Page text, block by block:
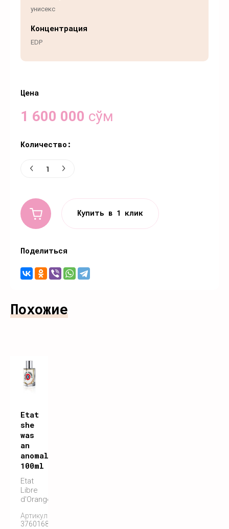
Цена
1 600 000 сўм
Количество:
Купить в 1 клик
унисекс
Концентрация
EDP
Поделиться
Похожие
Etat
she
was
an
anomaly
100ml
Etat
Libre
d'Orange
Артикул:
3760168591136